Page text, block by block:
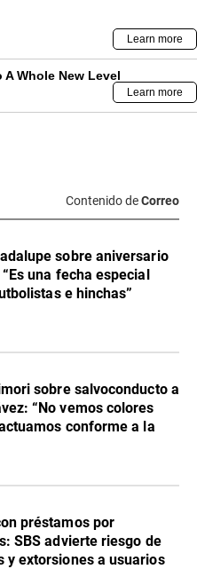
Contenido deCorreo
sobre aniversario
“Es una fecha especial
e hinchas”
sobre salvoconducto a
“No vemos colores
conforme a la
préstamos por
SBS advierte riesgo de
y extorsiones a usuarios